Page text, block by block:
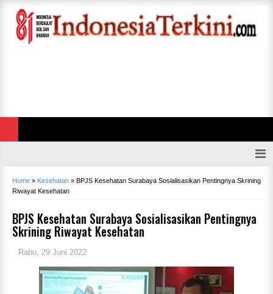
Home » Kesehatan » BPJS Kesehatan Surabaya Sosialisasikan Pentingnya Skrining
Riwayat Kesehatan
BPJS Kesehatan Surabaya Sosialisasikan Pentingnya
Skrining Riwayat Kesehatan
Rabu, 29 Juni 2022